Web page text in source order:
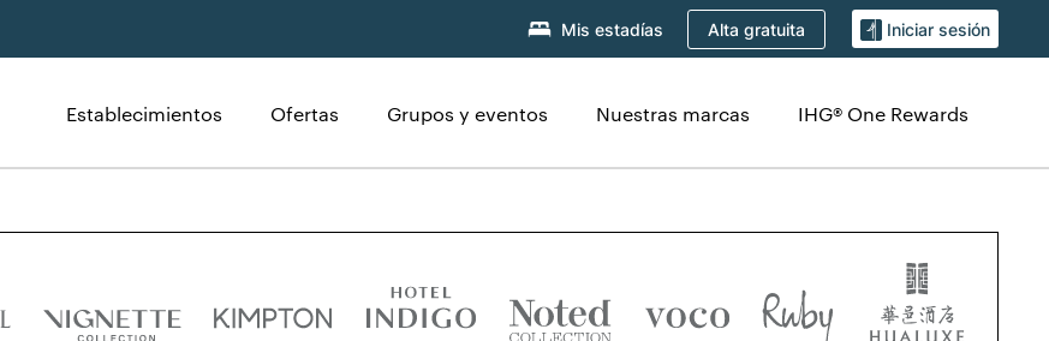
Mis estadías Alta gratuita Iniciar sesión
Establecimientos Ofertas Grupos y eventos Nuestras marcas IHG® One Rewards